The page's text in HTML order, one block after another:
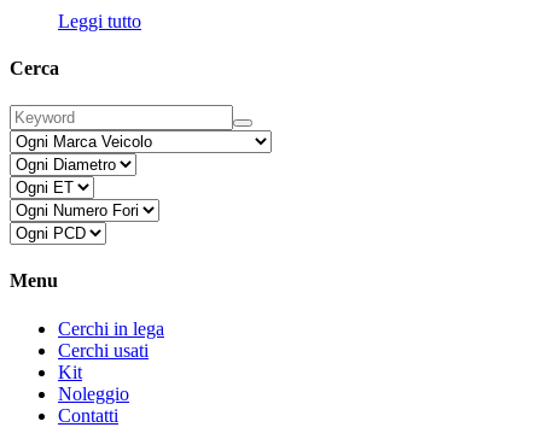
Leggi tutto
Cerca
Menu
Cerchi in lega
Cerchi usati
Kit
Noleggio
Contatti